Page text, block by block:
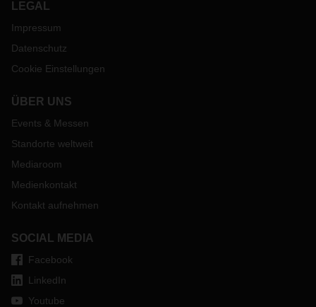
LEGAL
Impressum
Datenschutz
Cookie Einstellungen
ÜBER UNS
Events & Messen
Standorte weltweit
Mediaroom
Medienkontakt
Kontakt aufnehmen
SOCIAL MEDIA
Facebook
LinkedIn
Youtube